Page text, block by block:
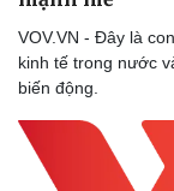
VOV.VN - Đây là
kinh tế trong nước
biến động.